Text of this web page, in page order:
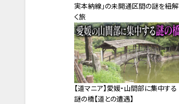
実本納線」の未開通区間の謎を紐解
く旅
【道マニア】愛媛・山間部に集中する
謎の橋【道との遭遇】